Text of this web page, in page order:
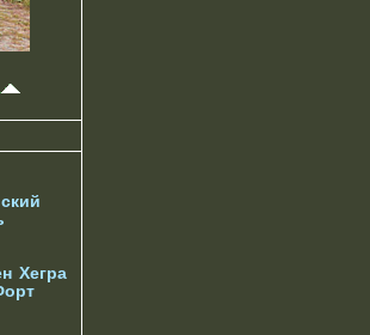
Хегра